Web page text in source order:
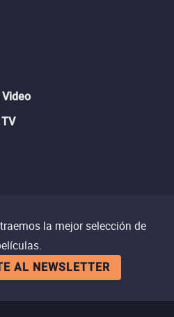
la mejor selección de
AL NEWSLETTER